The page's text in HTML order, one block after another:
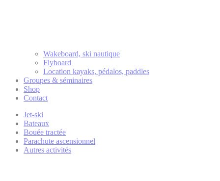
Wakeboard, ski nautique
Flyboard
Location kayaks, pédalos, paddles
Groupes & séminaires
Shop
Contact
Jet-ski
Bateaux
Bouée tractée
Parachute ascensionnel
Autres activités